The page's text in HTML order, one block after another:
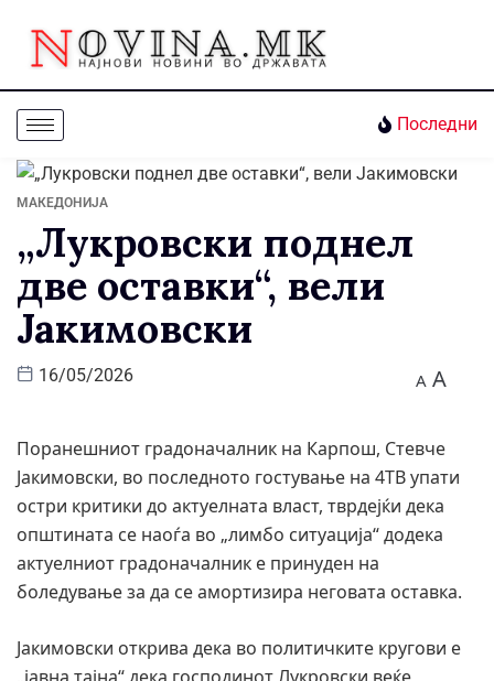
Последни
МАКЕДОНИЈА
„Лукровски поднел
две оставки“, вели
Јакимовски
16/05/2026 A A
Поранешниот градоначалник на Карпош, Стевче
Јакимовски, во последното гостување на 4ТВ упати
остри критики до актуелната власт, тврдејќи дека
општината се наоѓа во „лимбо ситуација“ додека
актуелниот градоначалник е принуден на
боледување за да се амортизира неговата оставка.
Јакимовски открива дека во политичките кругови е